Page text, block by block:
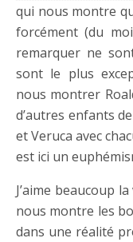
qui nous montre
forcément (du
remarquer ne
sont le plus
nous montrer
d’autres enfants
et Veruca avec
est ici un
J’aime beaucoup
nous montre les
dans une réalité